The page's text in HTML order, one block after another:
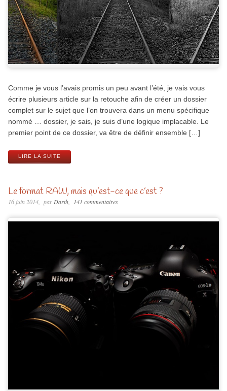
Comme je vous l’avais promis un peu avant l’été, je vais vous
écrire plusieurs article sur la retouche afin de créer un dossier
complet sur le sujet que l’on trouvera dans un menu spécifique
nommé … dossier, je sais, je suis d’une logique implacable. Le
premier point de ce dossier, va être de définir ensemble […]
LIRE LA SUITE
Le format RAW, mais qu’est-ce que c’est ?
16 juin 2014 par Darth 141 commentaires